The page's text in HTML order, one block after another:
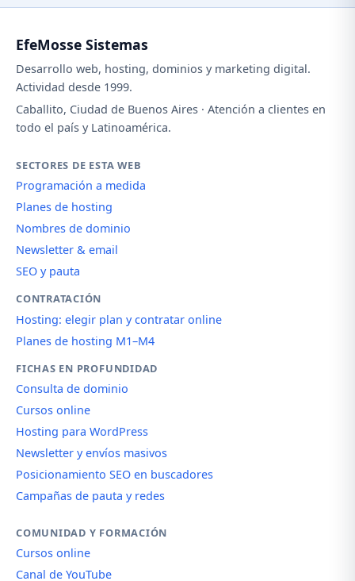
EfeMosse Sistemas
Desarrollo web, hosting, dominios y marketing digital.
Actividad desde 1999.
Caballito, Ciudad de Buenos Aires · Atención a clientes en
todo el país y Latinoamérica.
SECTORES DE ESTA WEB
Programación a medida
Planes de hosting
Nombres de dominio
Newsletter & email
SEO y pauta
CONTRATACIÓN
Hosting: elegir plan y contratar online
Planes de hosting M1–M4
FICHAS EN PROFUNDIDAD
Consulta de dominio
Cursos online
Hosting para WordPress
Newsletter y envíos masivos
Posicionamiento SEO en buscadores
Campañas de pauta y redes
COMUNIDAD Y FORMACIÓN
Cursos online
Canal de YouTube